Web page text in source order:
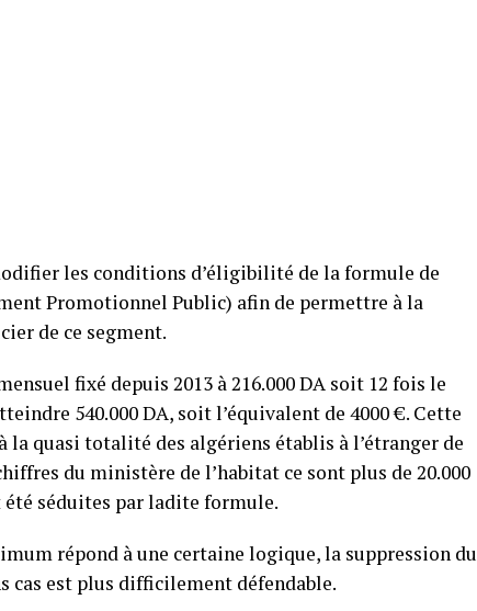
les conditions d’éligibilité de la formule de
Promotionnel Public) afin de permettre à la
de ce segment.
fixé depuis 2013 à 216.000 DA soit 12 fois le
540.000 DA, soit l’équivalent de 4000 €. Cette
quasi totalité des algériens établis à l’étranger de
du ministère de l’habitat ce sont plus de 20.000
séduites par ladite formule.
répond à une certaine logique, la suppression du
cas est plus difficilement défendable.